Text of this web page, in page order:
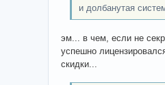
и долбанутая
эм... в чем, если не
успешно
скидки...